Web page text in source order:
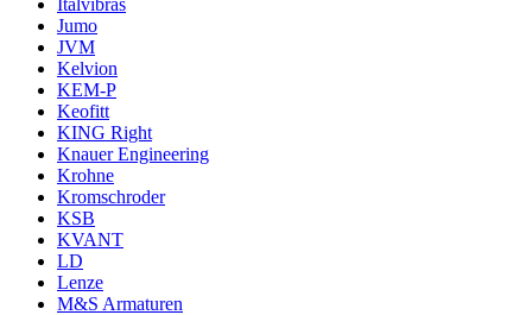
Italvibras
Jumo
JVM
Kelvion
KEM-P
Keofitt
KING Right
Knauer Engineering
Krohne
Kromschroder
KSB
KVANT
LD
Lenze
M&S Armaturen